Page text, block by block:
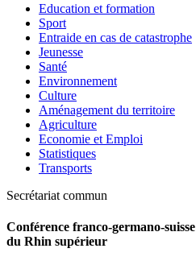
Education et formation
Sport
Entraide en cas de catastrophe
Jeunesse
Santé
Environnement
Culture
Aménagement du territoire
Agriculture
Economie et Emploi
Statistiques
Transports
Secrétariat commun
Conférence franco-germano-suisse
du Rhin supérieur